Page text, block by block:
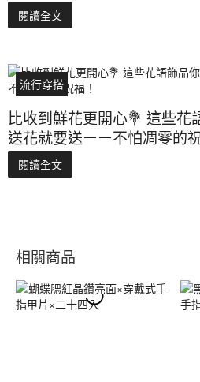
閱讀全文
流行穿搭
比收到鮮花更開心💐 這些花
送花就要送ーー不怕凋零的
閱讀全文
相關商品